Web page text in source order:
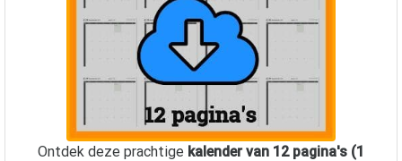
Ontdek deze prachtige kalender van 12 pagina's (1